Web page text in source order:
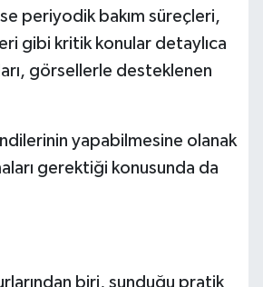
ise periyodik bakım süreçleri,
gibi kritik konular detaylıca
görsellerle desteklenen
yapabilmesine olanak
gerektiği konusunda da
biri, sunduğu pratik